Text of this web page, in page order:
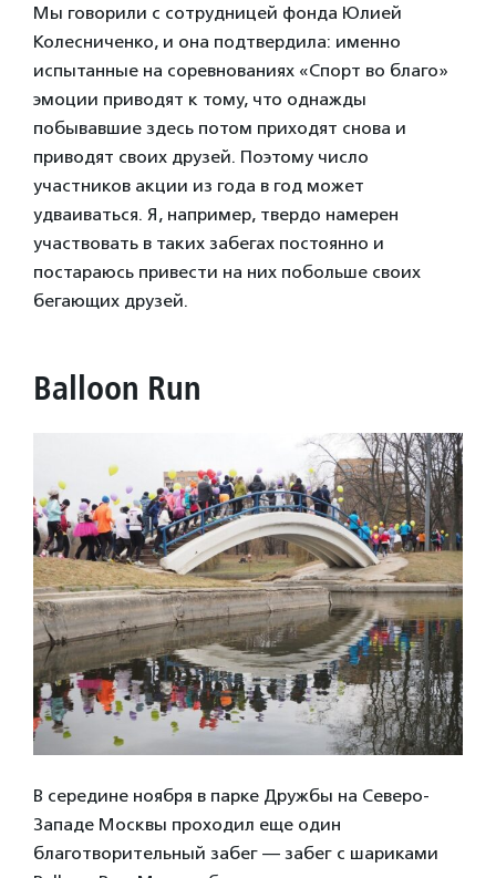
Мы говорили с сотрудницей фонда Юлией
Колесниченко, и она подтвердила: именно
испытанные на соревнованиях «Спорт во благо»
эмоции приводят к тому, что однажды
побывавшие здесь потом приходят снова и
приводят своих друзей. Поэтому число
участников акции из года в год может
удваиваться. Я, например, твердо намерен
участвовать в таких забегах постоянно и
постараюсь привести на них побольше своих
бегающих друзей.
Balloon Run
В середине ноября в парке Дружбы на Северо-
Западе Москвы проходил еще один
благотворительный забег — забег с шариками